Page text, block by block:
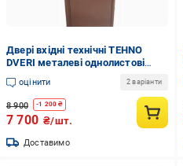
Двері вхідні технічні TEHNO
DVERI металеві однолистові
праві 700х2050 см Коричневий
оцінити 2 варіанти
8 900 -1 200 ₴
7 700 ₴/шт.
Доставимо